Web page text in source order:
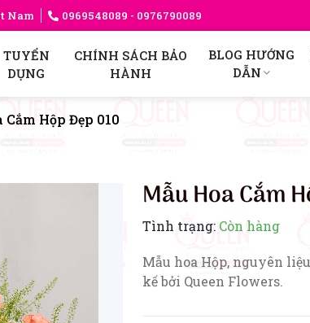
Nam 0969548089 - 0976790089
TUYỂN
DỤNG
CHÍNH SÁCH BẢO
HÀNH
BLOG HƯỚNG
DẪN
Cắm Hộp Đẹp 010
Mẫu Hoa Cắm
Tình trạng: Còn hàng
Mẫu hoa Hộp, nguyên
kế bởi Queen Flowers.